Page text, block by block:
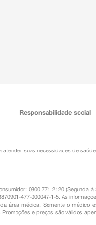
Responsabilidade social
atender suas necessidades de
0800 771 2120 (Segunda
477-000047-1-5. As
área médica. Somente o médico
e preços são válidos